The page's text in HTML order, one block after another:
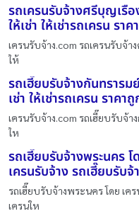
รถเครนรับจ้างศรีบุญเรือ
ให้เช่า ให้เช่ารถเครน ราค
เครนรับจ้าง.com รถเครนรับจ้า
ให้
รถเฮี๊ยบรับจ้างกันทรารม
เช่า ให้เช่ารถเครน ราคาถู
เครนรับจ้าง.com รถเฮี๊ยบรับจ้า
ให
รถเฮี๊ยบรับจ้างพระนคร
เครนรับจ้าง รถเฮี๊ยบรับจ้
รถเฮี๊ยบรับจ้างพระนคร โดย เค
เครนให